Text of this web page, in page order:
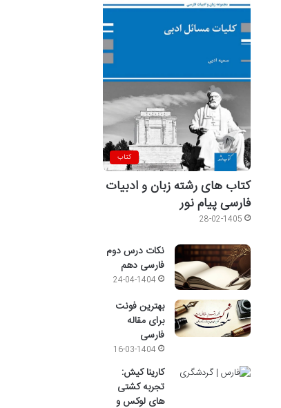
کتاب
کتاب های رشته زبان و ادبیات
فارسی پیام نور
28-02-1405
نکات درس دوم
فارسی دهم
24-04-1404
بهترین فونت
برای مقاله
فارسی
16-03-1404
کارینا کیش:
تجربه کشتی
های لوکس و